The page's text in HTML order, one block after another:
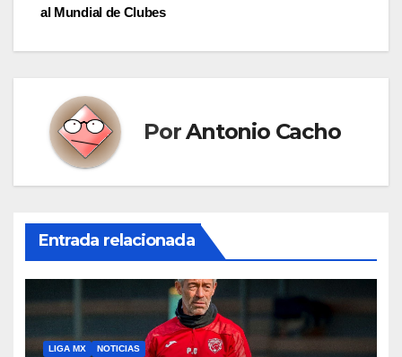
entradas
al Mundial de Clubes
PorAntonio Cacho
Entrada relacionada
LIGA MX NOTICIAS